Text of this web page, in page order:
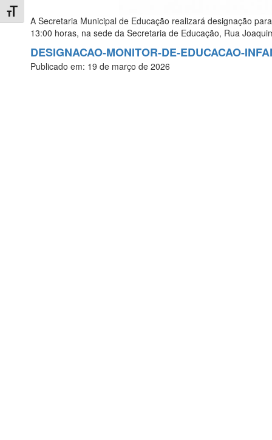
Toggle Font size
A Secretaria Municipal de Educação realizará designação
13:00 horas, na sede da Secretaria de Educação, Rua
DESIGNACAO-MONITOR-DE-EDUCACAO-
Publicado em: 19 de março de 2026